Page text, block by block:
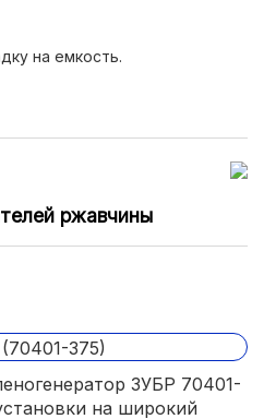
на емкость.
ржавчины
ЗУБР 70401-
на широкий